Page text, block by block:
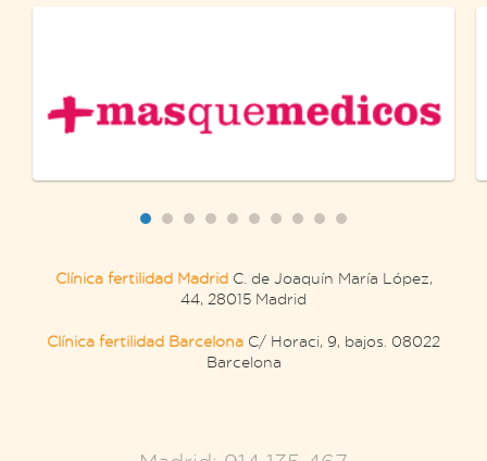
Clínica fertilidad MadridC. de Joaquín María López,
44, 28015 Madrid
Clínica fertilidad Barcelona C/ Horaci, 9, bajos. 08022
Barcelona